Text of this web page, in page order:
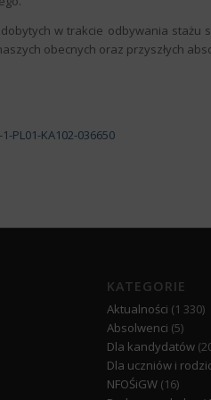
w trakcie odbywania
obecnych oraz przyszłych
PL01-KA102-036650
KATEGORIE
Aktualności (1 330)
Absolwenci (5)
Dla kandydatów
Dla uczniów i
NFOŚiGW(16)